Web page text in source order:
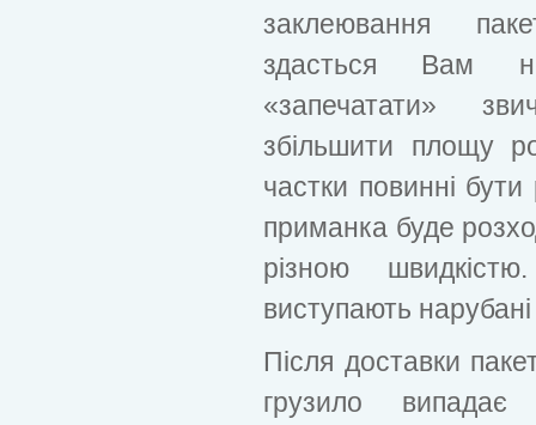
заклеювання
здасться Вам
«запечатати»
збільшити площу
частки повинні
приманка буде
різною
виступають
Після доставки
грузило